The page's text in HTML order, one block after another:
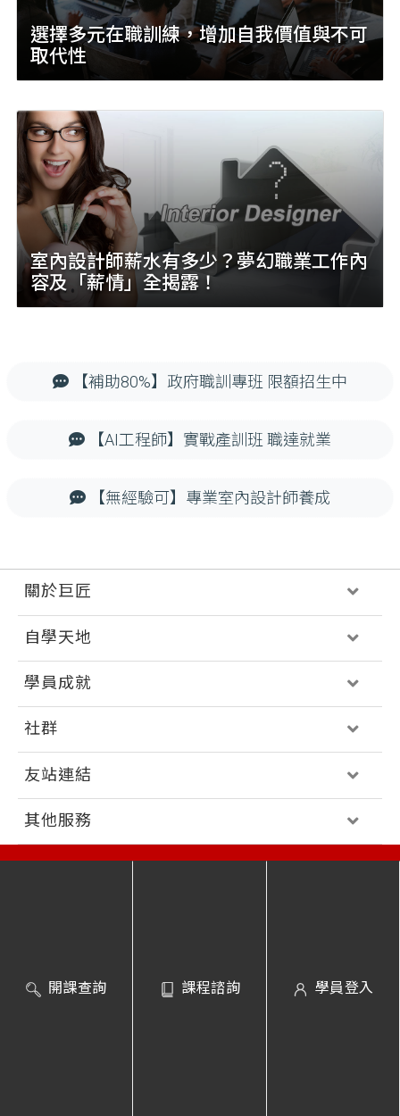
選擇多元在職訓練，增加自我價值與不可
取代性
室內設計師薪水有多少？夢幻職業工作內
容及「薪情」全揭露！
【補助80%】政府職訓專班 限額招生中
【AI工程師】實戰產訓班 職達就業
【無經驗可】專業室內設計師養成
開課查詢 課程諮詢 學員登入
關於巨匠
自學天地
學員成就
社群
友站連結
其他服務
意見回饋